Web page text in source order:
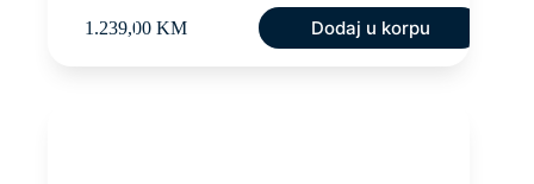
1.239,00 KM Dodaj u korpu